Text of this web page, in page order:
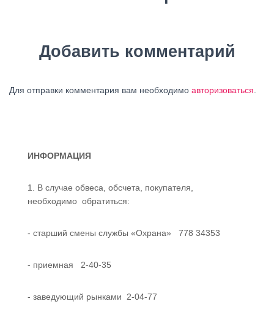
Добавить комментарий
Для отправки комментария вам необходимо авторизоваться
ИНФОРМАЦИЯ
1. В случае обвеса, обсчета, покупателя,
необходимо обратиться:
- старший смены службы «Охрана» 778 34353
- приемная 2-40-35
- заведующий рынками 2-04-77